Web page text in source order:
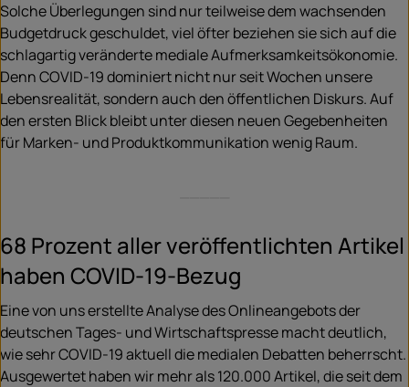
Solche Überlegungen sind nur teilweise dem wachsenden
Budgetdruck geschuldet, viel öfter beziehen sie sich auf die
schlagartig veränderte mediale Aufmerksamkeitsökonomie.
Denn COVID-19 dominiert nicht nur seit Wochen unsere
Lebensrealität, sondern auch den öffentlichen Diskurs. Auf
den ersten Blick bleibt unter diesen neuen Gegebenheiten
für Marken- und Produktkommunikation wenig Raum.
68 Prozent aller veröffentlichten Artikel
haben COVID-19-Bezug
Eine von uns erstellte Analyse des Onlineangebots der
deutschen Tages- und Wirtschaftspresse macht deutlich,
wie sehr COVID-19 aktuell die medialen Debatten beherrscht.
Ausgewertet haben wir mehr als 120.000 Artikel, die seit dem